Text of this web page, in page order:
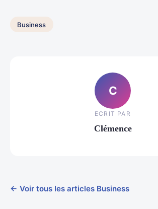
Business
C
ECRIT PAR
Clémence
← Voir tous les articles Business